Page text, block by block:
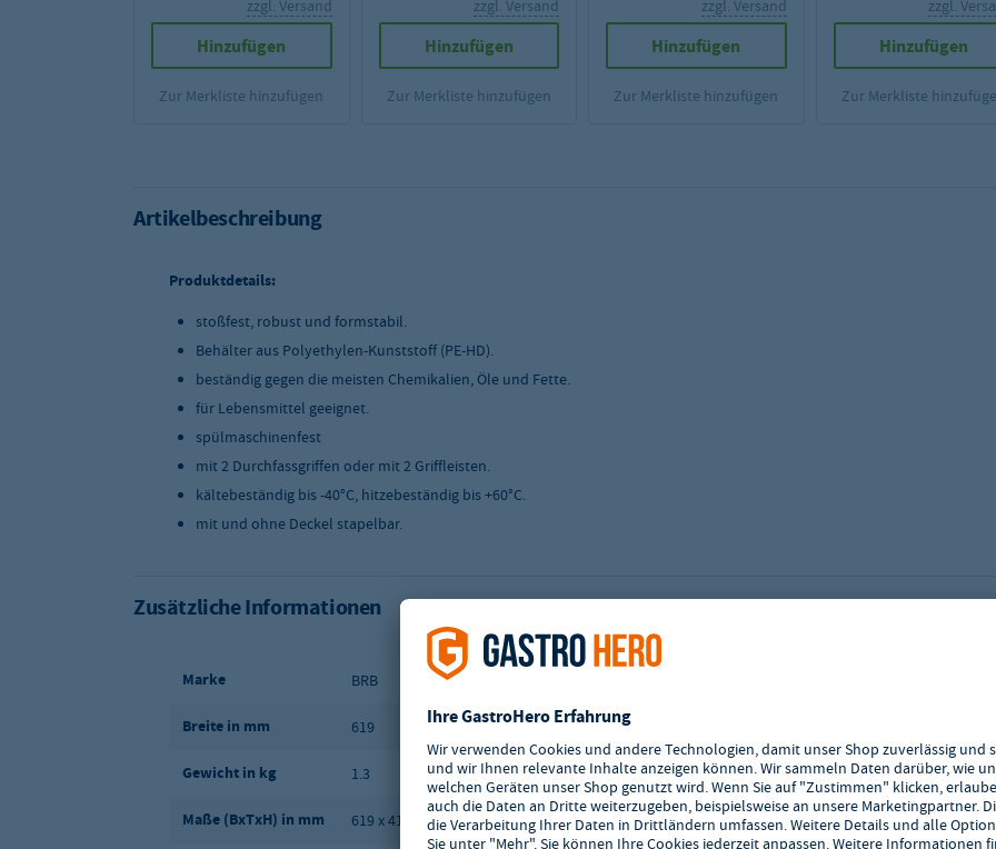
zzgl. Versand
Hinzufügen
Zur Merkliste hinzufügen
zzgl. Versand
Hinzufügen
Zur Merkliste hinzufügen
zzgl. Versand
Hinzufügen
Zur Merkliste hinzufügen
zzgl.
Hinzufügen
Zur Merkliste
Artikelbeschreibung
Produktdetails:
stoßfest, robust und formstabil.
Behälter aus Polyethylen-Kunststoff (PE-HD).
beständig gegen die meisten Chemikalien, Öle und Fette.
für Lebensmittel geeignet.
spülmaschinenfest
mit 2 Durchfassgriffen oder mit 2 Griffleisten.
kältebeständig bis -40°C, hitzebeständig bis +60°C.
mit und ohne Deckel stapelbar.
Zusätzliche Informationen
Marke BRB
Breite in mm 619
Gewicht in kg 1.3
Maße (BxTxH) in mm 619 x 419 x 956